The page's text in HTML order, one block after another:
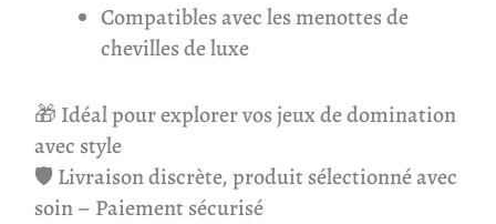
Compatibles avec les menottes de
chevilles de luxe
🎁 Idéal pour explorer vos jeux de domination
avec style
🛡 Livraison discrète, produit sélectionné avec
soin – Paiement sécurisé